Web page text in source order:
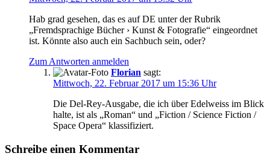
Hab grad gesehen, das es auf DE unter der Rubrik
„Fremdsprachige Bücher › Kunst & Fotografie“ eingeordnet
ist. Könnte also auch ein Sachbuch sein, oder?
Zum Antworten anmelden
Florian sagt:
Mittwoch, 22. Februar 2017 um 15:36 Uhr
Die Del-Rey-Ausgabe, die ich über Edelweiss im Blick
halte, ist als „Roman“ und „Fiction / Science Fiction /
Space Opera“ klassifiziert.
Schreibe einen Kommentar